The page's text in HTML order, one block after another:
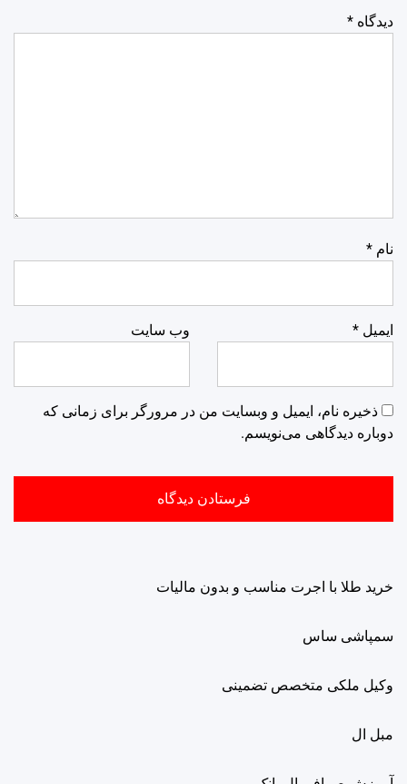
دیدگاه *
نام *
ایمیل * وب‌ سایت
ذخیره نام، ایمیل و وبسایت من در مرورگر برای زمانی که
دوباره دیدگاهی می‌نویسم.
خرید طلا با اجرت مناسب و بدون مالیات
سمپاشی ساس
وکیل ملکی متخصص تضمینی
مبل ال